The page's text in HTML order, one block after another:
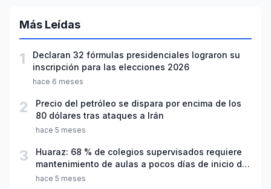
Más Leídas
1
Declaran 32 fórmulas presidenciales lograron su
inscripción para las elecciones 2026
hace 6 meses
2
Precio del petróleo se dispara por encima de los
80 dólares tras ataques a Irán
hace 5 meses
3
Huaraz: 68 % de colegios supervisados requiere
mantenimiento de aulas a pocos días de inicio del
año escolar 2026
hace 5 meses